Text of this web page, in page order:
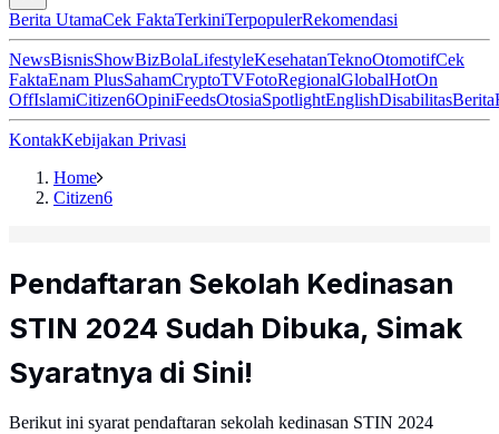
Berita UtamaCek FaktaTerkiniTerpopulerRekomendasi
NewsBisnisShowBizBolaLifestyleKesehatanTeknoOtomotifCek
FaktaEnam PlusSahamCryptoTVFotoRegionalGlobalHotOn
OffIslamiCitizen6OpiniFeedsOtosiaSpotlightEnglishDisabilitasBerita
KontakKebijakan Privasi
Home
Citizen6
Pendaftaran Sekolah Kedinasan
STIN 2024 Sudah Dibuka, Simak
Syaratnya di Sini!
Berikut ini syarat pendaftaran sekolah kedinasan STIN 2024